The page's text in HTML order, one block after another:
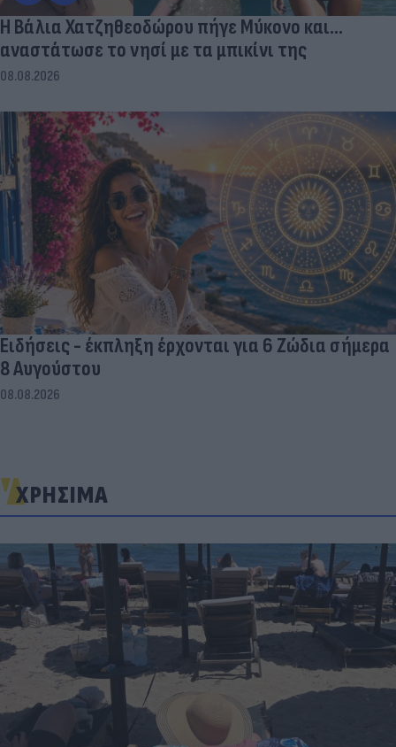
Η Βάλια Χατζηθεοδώρου πήγε Μύκονο και...
αναστάτωσε το νησί με τα μπικίνι της
08.08.2026
Ειδήσεις - έκπληξη έρχονται για 6 Ζώδια σήμερα
8 Αυγούστου
08.08.2026
ΧΡΗΣΙΜΑ